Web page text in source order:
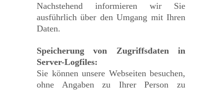
Nachstehend informieren wir Sie
ausführlich über den Umgang mit Ihren
Daten.
Speicherung von Zugriffsdaten in
Server-Logfiles:
Sie können unsere Webseiten besuchen,
ohne Angaben zu Ihrer Person zu